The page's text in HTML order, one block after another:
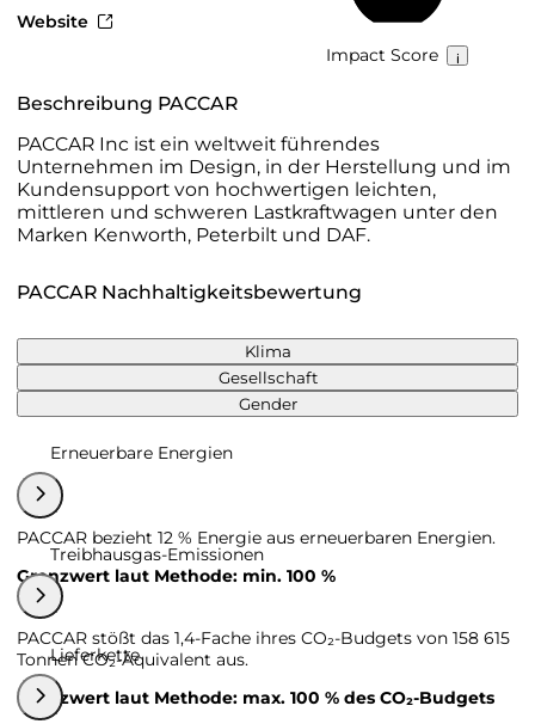
Website
Impact Score
Beschreibung PACCAR
PACCAR Inc ist ein weltweit führendes
Unternehmen im Design, in der Herstellung und im
Kundensupport von hochwertigen leichten,
mittleren und schweren Lastkraftwagen unter den
Marken Kenworth, Peterbilt und DAF.
PACCAR Nachhaltigkeitsbewertung
Klima
Gesellschaft
Gender
Erneuerbare Energien
PACCAR bezieht 12 % Energie aus erneuerbaren Energien.
Grenzwert laut Methode: min. 100 %
Treibhausgas-Emissionen
PACCAR stößt das 1,4-Fache ihres CO₂-Budgets von 158 615
Tonnen CO₂-Äquivalent aus.
Grenzwert laut Methode: max. 100 % des CO₂-Budgets
Lieferkette